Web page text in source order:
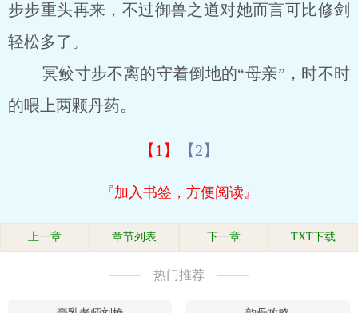
步步重头再来，不过御兽之道对她而言可比修剑
轻松多了。
冥鲛寸步不离的守着倒地的“母亲”，时不时
的喂上两颗丹药。
【1】 【2】
『加入书签，方便阅读』
上一章 章节列表 下一章 TXT下载
热门推荐